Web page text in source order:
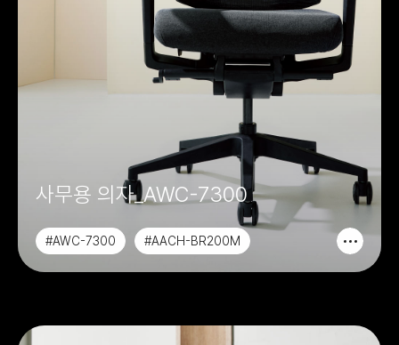
사무용 의자_AWC-7300
#AWC-7300
#AACH-BR200M